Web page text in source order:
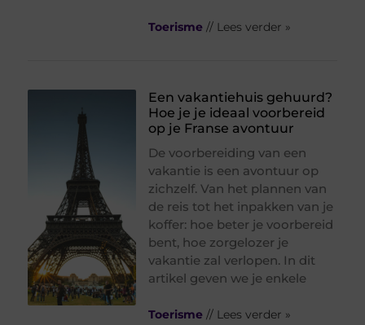
Toerisme // Lees verder »
Een vakantiehuis gehuurd?
Hoe je je ideaal voorbereid
op je Franse avontuur
De voorbereiding van een
vakantie is een avontuur op
zichzelf. Van het plannen van
de reis tot het inpakken van je
koffer: hoe beter je voorbereid
bent, hoe zorgelozer je
vakantie zal verlopen. In dit
artikel geven we je enkele
Toerisme // Lees verder »